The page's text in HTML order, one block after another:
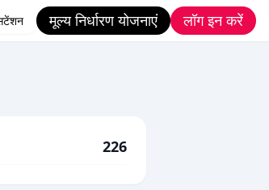
मूल्य निर्धारण योजनाएं लॉग इन करें
226